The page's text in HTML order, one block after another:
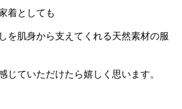
着としても
を肌身から支えてくれる天然素材の服
じていただけたら嬉しく思います。